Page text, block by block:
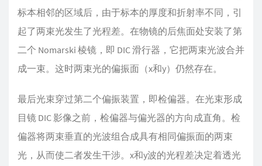
标本相邻的区域后，由于标本的厚度和折射率不同，引
起了两束光发生了光程差。在物镜的后焦面处安装了第
二个 Nomarski 棱镜，即 DIC 滑行器，它把两束光波合并
成一束。这时两束光的偏振面（x和y）仍然存在。
最后光束穿过第二个偏振装置，即检偏器。在光束形成
目镜 DIC 影像之前，检偏器与偏光器的方向成直角。检
偏器将两束垂直的光波组合成具有相同偏振面的两束
光，从而使二者发生干涉。x和y波的光程差决定着透光